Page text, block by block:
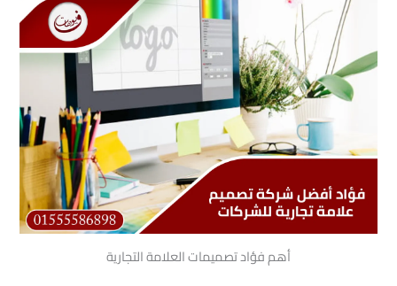
أهم فؤاد تصميمات العلامة التجارية